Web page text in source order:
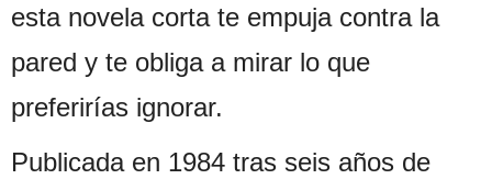
esta novela corta te empuja contra la
pared y te obliga a mirar lo que
preferirías ignorar.
Publicada en 1984 tras seis años de